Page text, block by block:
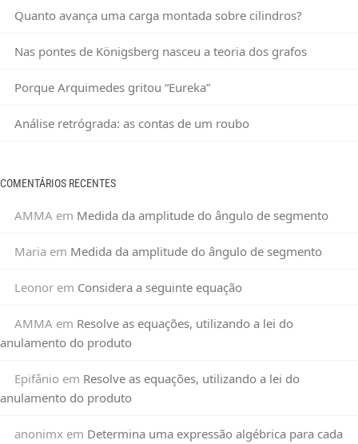
Quanto avança uma carga montada sobre cilindros?
Nas pontes de Königsberg nasceu a teoria dos grafos
Porque Arquimedes gritou “Eureka”
Análise retrógrada: as contas de um roubo
COMENTÁRIOS RECENTES
AMMA em Medida da amplitude do ângulo de segmento
Maria em Medida da amplitude do ângulo de segmento
Leonor em Considera a seguinte equação
AMMA em Resolve as equações, utilizando a lei do
anulamento do produto
Epifânio em Resolve as equações, utilizando a lei do
anulamento do produto
anonimx em Determina uma expressão algébrica para cada